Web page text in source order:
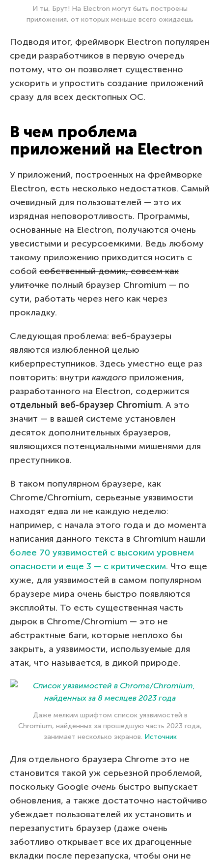
И ты, Брут! На Electron могут быть построены
приложения, от которых меньше всего ожидаешь
Подводя итог, фреймворк Electron популярен
среди разработчиков в первую очередь
потому, что он позволяет существенно
ускорить и упростить создание приложений
сразу для всех десктопных ОС.
В чем проблема
приложений на Electron
У приложений, построенных на фреймворке
Electron, есть несколько недостатков. Самый
очевидный для пользователей — это их
изрядная неповоротливость. Программы,
основанные на Electron, получаются очень
увесистыми и ресурсоемкими. Ведь любому
такому приложению приходится носить с
собой собственный домик, совсем как
улиточке полный браузер Chromium — по
сути, работать через него как через
прокладку.
Следующая проблема: веб-браузеры
являются излюбленной целью
киберпреступников. Здесь уместно еще раз
повторить: внутри каждого приложения,
разработанного на Electron, содержится
отдельный веб-браузер Chromium. А это
значит — в вашей системе установлен
десяток дополнительных браузеров,
являющихся потенциальными мишенями для
преступников.
В таком популярном браузере, как
Chrome/Chromium, серьезные уязвимости
находят едва ли не каждую неделю:
например, с начала этого года и до момента
написания данного текста в Chromium нашли
более 70 уязвимостей с высоким уровнем
опасности и еще 3 — с критическим. Что еще
хуже, для уязвимостей в самом популярном
браузере мира очень быстро появляются
эксплойты. То есть существенная часть
дырок в Chrome/Chromium — это не
абстрактные баги, которые неплохо бы
закрыть, а уязвимости, используемые для
атак, что называется, в дикой природе.
Даже мелким шрифтом список уязвимостей в
Chromium, найденных за прошедшую часть 2023 года,
занимает несколько экранов. Источник
Для отдельного браузера Chrome это не
становится такой уж серьезной проблемой,
поскольку Google очень быстро выпускает
обновления, а также достаточно настойчиво
убеждает пользователей их установить и
перезапустить браузер (даже очень
заботливо открывает все их драгоценные
вкладки после перезапуска, чтобы они не